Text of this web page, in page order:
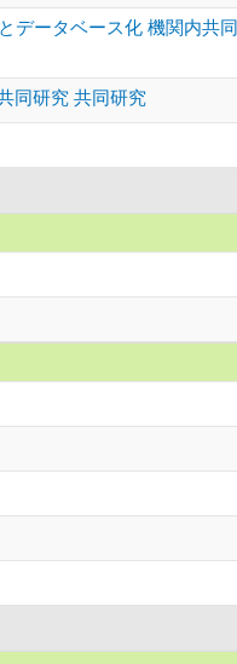
ータベース化 機関内共
同研究 共同研究